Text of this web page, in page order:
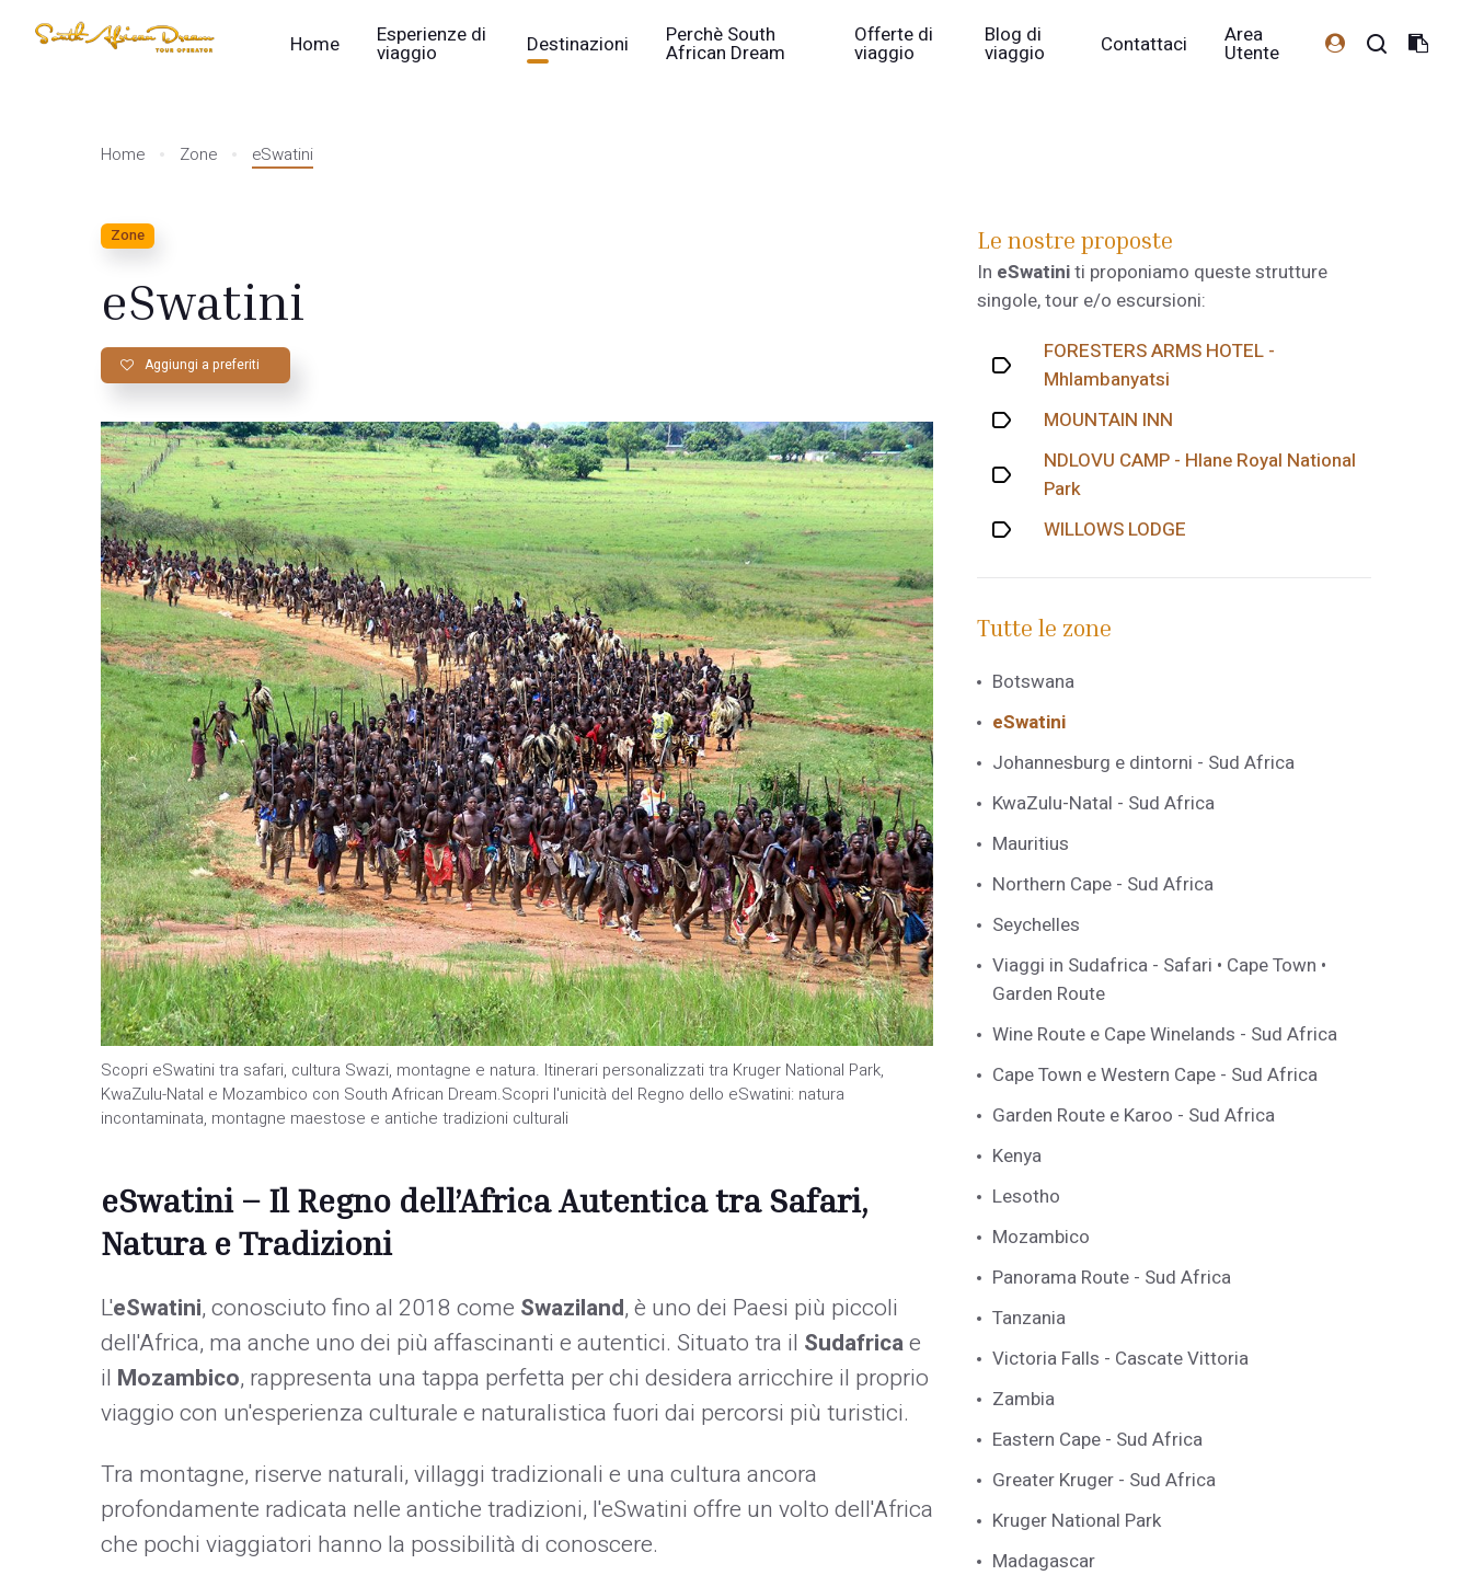
Home Esperienze di
viaggio Destinazioni Perchè South
African Dream
Offerte di
viaggio
Blog di
viaggio Contattaci Area
Utente
Home Zone eSwatini
Zone
eSwatini
Aggiungi a preferiti
Scopri eSwatini tra safari, cultura Swazi, montagne e natura. Itinerari personalizzati tra Kruger National Park,
KwaZulu-Natal e Mozambico con South African Dream.Scopri l'unicità del Regno dello eSwatini: natura
incontaminata, montagne maestose e antiche tradizioni culturali
eSwatini – Il Regno dell’Africa Autentica tra Safari,
Natura e Tradizioni
L'eSwatini, conosciuto fino al 2018 come Swaziland, è uno dei Paesi più piccoli
dell'Africa, ma anche uno dei più affascinanti e autentici. Situato tra il Sudafricae
il Mozambico, rappresenta una tappa perfetta per chi desidera arricchire il proprio
viaggio con un'esperienza culturale e naturalistica fuori dai percorsi più turistici.
Tra montagne, riserve naturali, villaggi tradizionali e una cultura ancora
profondamente radicata nelle antiche tradizioni, l'eSwatini offre un volto dell'Africa
che pochi viaggiatori hanno la possibilità di conoscere.
Le nostre proposte
In eSwatiniti proponiamo queste strutture
singole, tour e/o escursioni:
FORESTERS ARMS HOTEL -
Mhlambanyatsi
MOUNTAIN INN
NDLOVU CAMP - Hlane Royal National
Park
WILLOWS LODGE
Tutte le zone
Botswana
eSwatini
Johannesburg e dintorni - Sud Africa
KwaZulu-Natal - Sud Africa
Mauritius
Northern Cape - Sud Africa
Seychelles
Viaggi in Sudafrica - Safari • Cape Town •
Garden Route
Wine Route e Cape Winelands - Sud Africa
Cape Town e Western Cape - Sud Africa
Garden Route e Karoo - Sud Africa
Kenya
Lesotho
Mozambico
Panorama Route - Sud Africa
Tanzania
Victoria Falls - Cascate Vittoria
Zambia
Eastern Cape - Sud Africa
Greater Kruger - Sud Africa
Kruger National Park
Madagascar